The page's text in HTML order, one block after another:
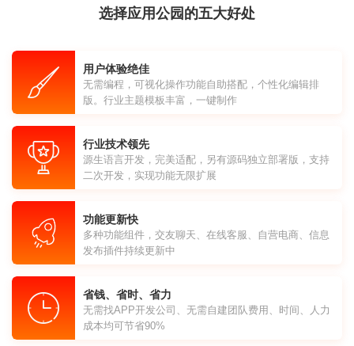
选择应用公园的五大好处
用户体验绝佳
无需编程，可视化操作功能自助搭配，个性化编辑排
版。行业主题模板丰富，一键制作
行业技术领先
源生语言开发，完美适配，另有源码独立部署版，支持
二次开发，实现功能无限扩展
功能更新快
多种功能组件，交友聊天、在线客服、自营电商、信息
发布插件持续更新中
省钱、省时、省力
无需找APP开发公司、无需自建团队费用、时间、人力
成本均可节省90%